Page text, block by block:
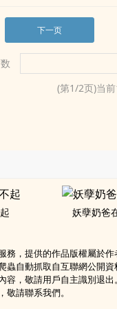
下一页
(第1/2页)当前
妖孽奶爸
，提供的作品版權屬於作
自動抓取自互聯網公開資
，敬請用戶自主識別退出。
請聯系我們。